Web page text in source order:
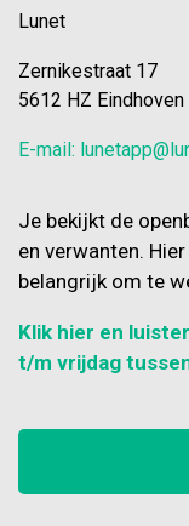
Lunet
Zernikestraat 17
5612 HZ Eindhoven
E-mail:
Je bekijkt de
en verwanten.
belangrijk om te
Klik hier en
t/m vrijdag